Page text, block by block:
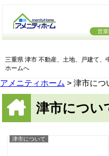
三重県 津市 不動産、土地、戸建て、
ホームへ
営
アメニティホーム > 津市につ
津市につい
津市について